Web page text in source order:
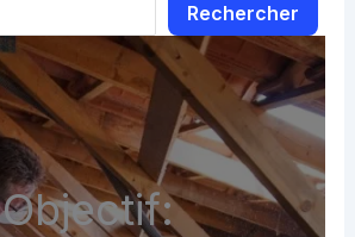
Rechercher
Objectif: